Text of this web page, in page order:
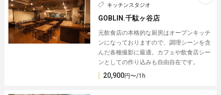
キッチンスタジオ
GOBLIN.千駄ヶ谷店
元飲食店の本格的な厨房はオープンキッチ
ンになっておりますので、調理シーンを含
んだ各種撮影に最適。カフェや飲食店シー
ンとしての作り込みも自由自在です。
20,900円〜/1h